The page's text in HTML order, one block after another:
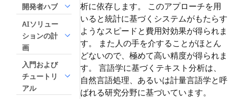
開発者ハブ
AIソリュー
ションの計
画
入門および
チュートリ
アル
析に依存します。 このアプローチを用
いると統計に基づくシステムがもたらす
ようなスピードと費用対効果が得られま
す。 また人の手を介することがほとん
どないので、極めて高い精度が得られま
す。 言語学に基づくテキスト分析は、
自然言語処理、あるいは計量言語学と呼
ばれる研究分野に基づいています。